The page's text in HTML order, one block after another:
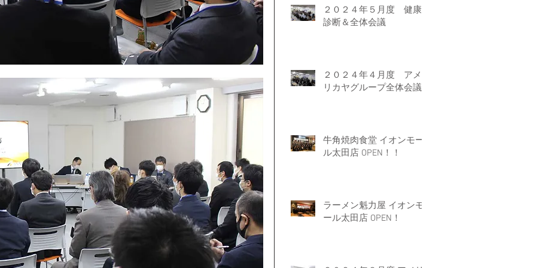
２０２４年５月度 健康
診断＆全体会議
２０２４年４月度 アメ
リカヤグループ全体会議
牛角焼肉食堂 イオンモー
ル太田店 OPEN！！
ラーメン魁力屋 イオンモ
ール太田店 OPEN！